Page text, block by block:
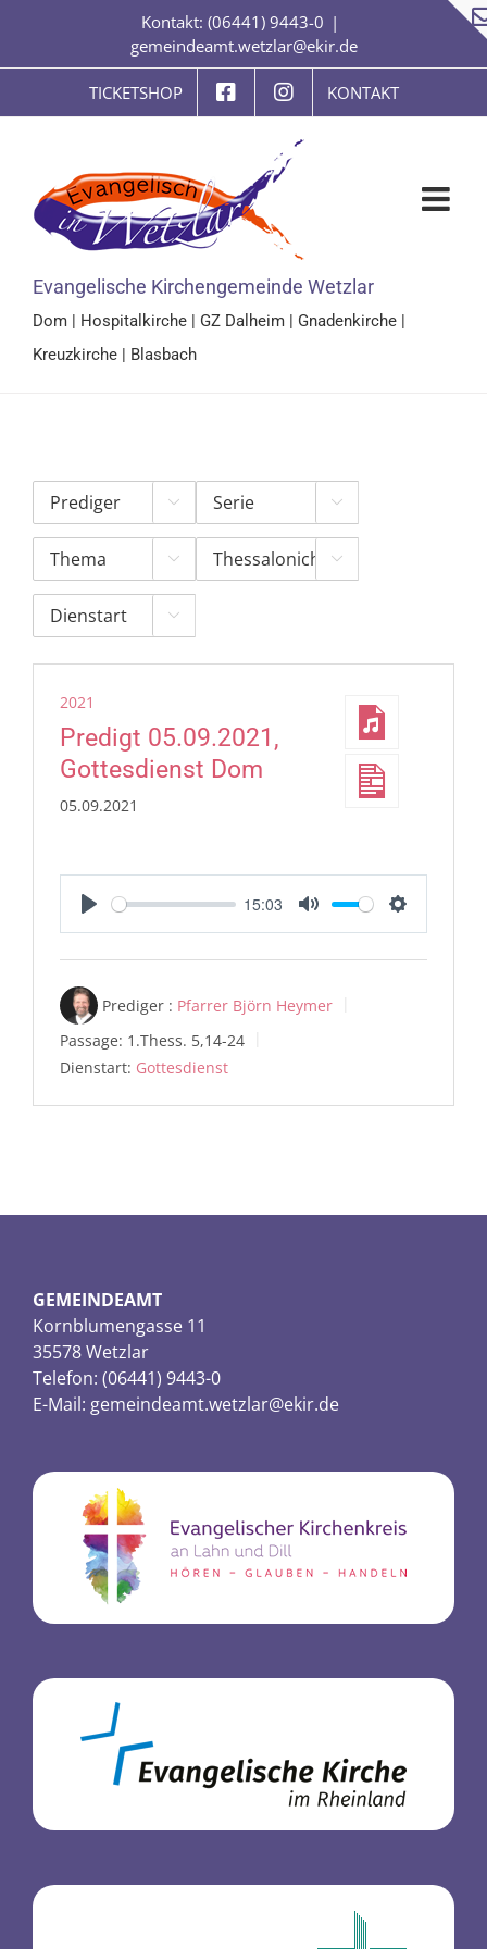
springen
Kontakt: (06441) 9443-0 |
gemeindeamt.wetzlar@ekir.de
TICKETSHOP KONTAKT
Evangelische Kirchengemeinde Wetzlar
Dom | Hospitalkirche | GZ Dalheim | Gnadenkirche |
Kreuzkirche | Blasbach
 
 

2021
Predigt 05.09.2021,
Gottesdienst Dom
05.09.2021
Play
15:03
Mute Settings
Prediger : Pfarrer Björn Heymer
Passage: 1.Thess. 5,14-24
Dienstart: Gottesdienst
GEMEINDEAMT
Kornblumengasse 11
35578 Wetzlar
Telefon: (06441) 9443-0
E-Mail: gemeindeamt.wetzlar@ekir.de